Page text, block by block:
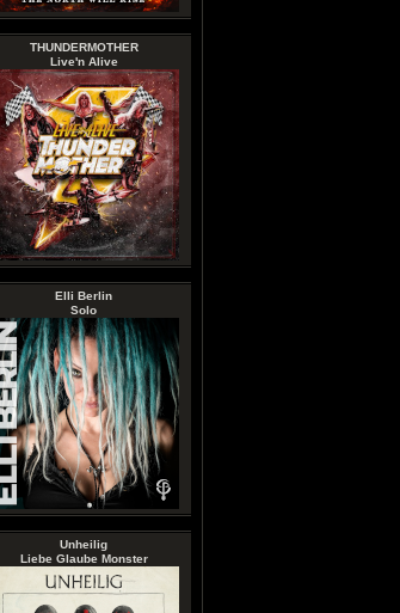
THUNDERMOTHER
Live'n Alive
Elli Berlin
Solo
Unheilig
Liebe Glaube Monster